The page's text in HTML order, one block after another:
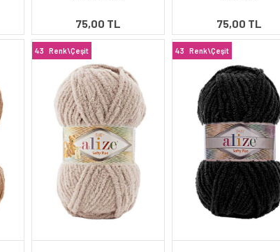
75,00 TL 75,00 TL
43 Renk\Çeşit 43 Renk\Çeşit